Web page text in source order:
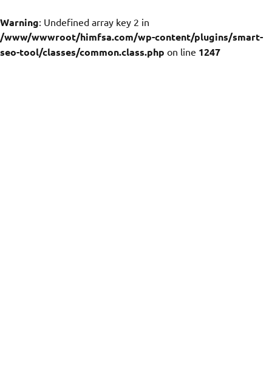
Warning: Undefined array key 2 in
/www/wwwroot/himfsa.com/wp-content/plugins/smart-
seo-tool/classes/common.class.php on line 1247